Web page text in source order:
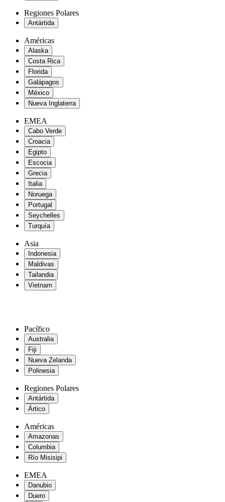
Regiones Polares
Antártida
Américas
Alaska
Costa Rica
Florida
Galápagos
México
Nueva Inglaterra
EMEA
Cabo Verde
Croacia
Egipto
Escocia
Grecia
Italia
Noruega
Portugal
Seychelles
Turquía
Asia
Indonesia
Maldivas
Tailandia
Vietnam
Pacífico
Australia
Fiji
Nueva Zelanda
Polinesia
Regiones Polares
Antártida
Ártico
Américas
Amazonas
Columbia
Río Misisipi
EMEA
Danubio
Duero